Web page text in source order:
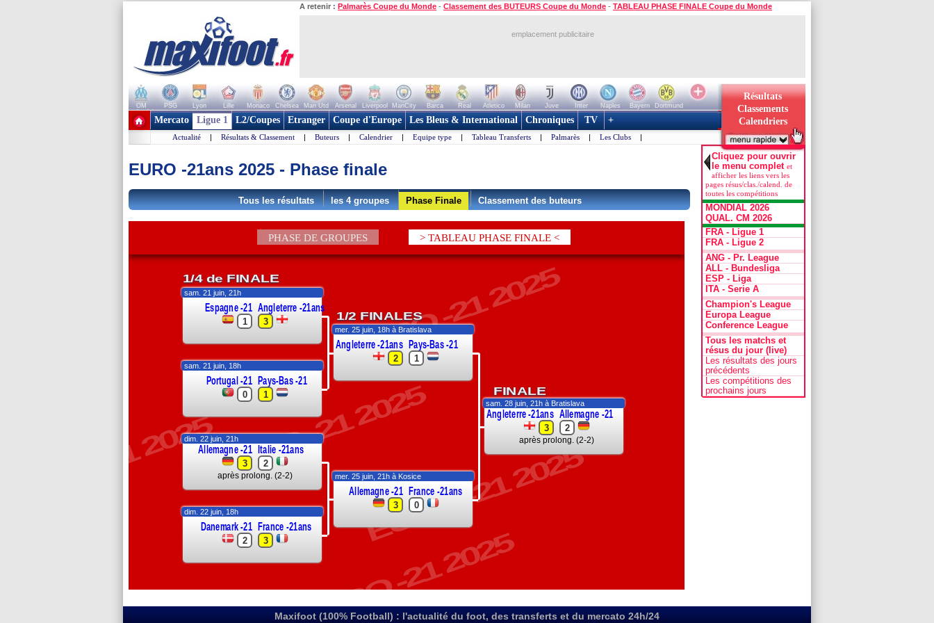
A retenir : Palmarès Coupe du Monde - Classement des BUTEURS Coupe du Monde - TABLEAU PHASE FINALE Coupe du Monde
emplacement publicitaire
OM PSG Lyon Lille Monaco Chelsea Man Utd Arsenal Liverpool ManCity Barca Real Atletico Milan Juve Inter Naples Bayern
Dortmund
+ de clubs
Résultats
Classements
Calendriers
Mercato Ligue 1 L2/Coupes Etranger Coupe d'Europe Les Bleus & International Chroniques TV +
Actualité | Résultats & Classement | Buteurs | Calendrier | Equipe type | Tableau Transferts | Palmarès | Les Clubs |
EURO -21ans 2025 - Phase finale
Tous les résultats les 4 groupes Phase Finale Classement des buteurs
PHASE DE GROUPES > TABLEAU PHASE FINALE <
1/4 de FINALE
1/2 FINALES
FINALE
EURO -21 2025
EURO -21 2025
EURO -21 2025
EURO -21 2025
-21 2025
sam. 21 juin, 21h
Espagne -21 Angleterre -21ans
1 3
sam. 21 juin, 18h
Portugal -21 Pays-Bas -21
0 1
dim. 22 juin, 21h
Allemagne -21 Italie -21ans
3 2
après prolong. (2-2)
dim. 22 juin, 18h
Danemark -21 France -21ans
2 3
mer. 25 juin, 18h à Bratislava
Angleterre -21ans Pays-Bas -21
2 1
mer. 25 juin, 21h à Kosice
Allemagne -21 France -21ans
3 0
sam. 28 juin, 21h à Bratislava
Angleterre -21ans Allemagne -21
3 2
après prolong. (2-2)
Cliquez pour ouvrir
le menu complet et
afficher les liens vers les
pages résus/clas./calend. de
toutes les compétitions
MONDIAL 2026
QUAL. CM 2026
FRA - Ligue 1
FRA - Ligue 2
ANG - Pr. League
ALL - Bundesliga
ESP - Liga
ITA - Serie A
Champion's League
Europa League
Conference League
Tous les matchs et
résus du jour (live)
Les résultats des jours
précédents
Les compétitions des
prochains jours
Maxifoot (100% Football) : l'actualité du foot, des transferts et du mercato 24h/24